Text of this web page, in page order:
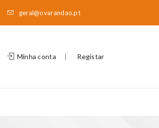
geral@ovarandao.pt
Minha conta Registar